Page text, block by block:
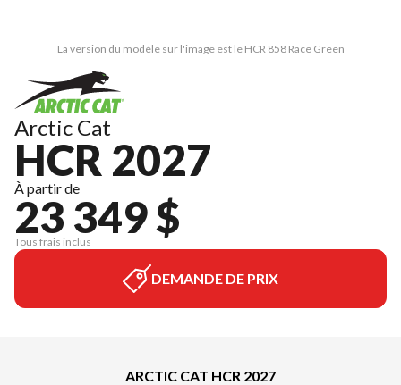
La version du modèle sur l'image est le HCR 858 Race Green
Arctic Cat
HCR 2027
À partir de
23 349 $
Tous frais inclus
DEMANDE DE PRIX
ARCTIC CAT HCR 2027